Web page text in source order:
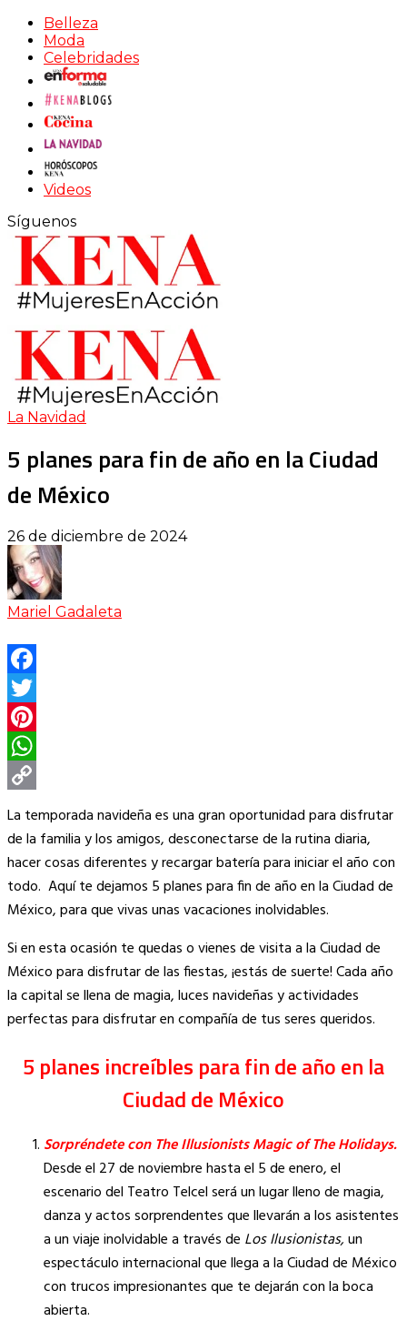
Belleza
Moda
Celebridades
Videos
Síguenos
La Navidad
5 planes para fin de año en la Ciudad
de México
26 de diciembre de 2024
Mariel Gadaleta
Facebook
Twitter
Pinterest
WhatsApp
Copy
Link
La temporada navideña es una gran oportunidad para disfrutar
de la familia y los amigos, desconectarse de la rutina diaria,
hacer cosas diferentes y recargar batería para iniciar el año con
todo. Aquí te dejamos 5 planes para fin de año en la Ciudad de
México, para que vivas unas vacaciones inolvidables.
Si en esta ocasión te quedas o vienes de visita a la Ciudad de
México para disfrutar de las fiestas, ¡estás de suerte! Cada año
la capital se llena de magia, luces navideñas y actividades
perfectas para disfrutar en compañía de tus seres queridos.
5 planes increíbles para fin de año en la
Ciudad de México
Sorpréndete con The Illusionists Magic of The Holidays.
Desde el 27 de noviembre hasta el 5 de enero, el
escenario del Teatro Telcel será un lugar lleno de magia,
danza y actos sorprendentes que llevarán a los asistentes
a un viaje inolvidable a través de Los Ilusionistas,un
espectáculo internacional que llega a la Ciudad de México
con trucos impresionantes que te dejarán con la boca
abierta.